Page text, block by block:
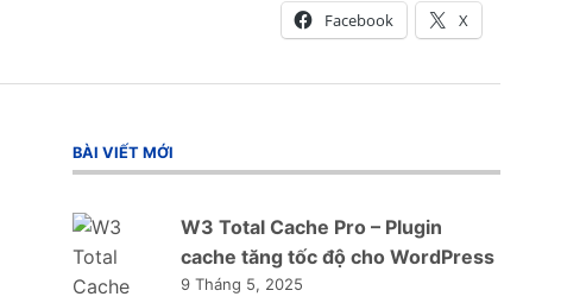
Facebook X
BÀI VIẾT MỚI
W3 Total Cache Pro – Plugin
cache tăng tốc độ cho WordPress
9 Tháng 5, 2025